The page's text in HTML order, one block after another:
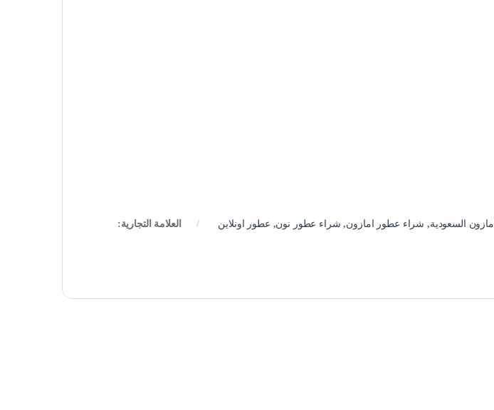
امازون السعودية, شراء عطور امازون, شراء عطور نون, عطور اونلاين
العلامة التجارية: